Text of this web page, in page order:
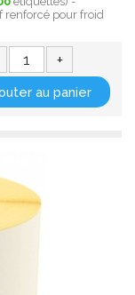
renforcé pour froid
+
au panier